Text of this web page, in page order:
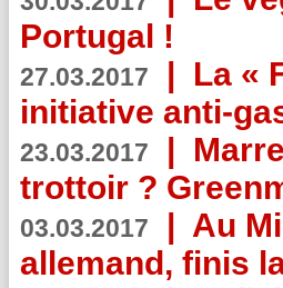
Portugal !
27.03.2017 | La «
initiative anti-
23.03.2017 |
trottoir ?
03.03.2017 | Au
allemand, finis